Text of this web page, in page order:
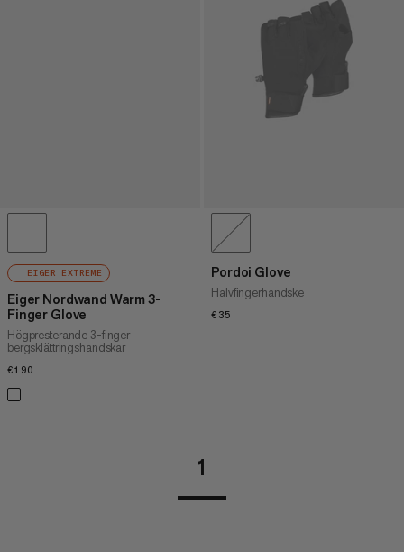
EIGER EXTREME
Eiger Nordwand Warm 3-
Finger Glove
Högpresterande 3-finger
bergsklättringshandskar
€190
Pordoi Glove
Halvfingerhandske
€35
1